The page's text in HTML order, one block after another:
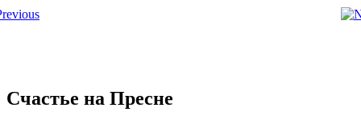
Счастье на Пресне